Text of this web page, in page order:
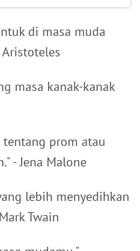
di masa muda
masa kanak-kanak
tentang prom atau
- Jena Malone
lebih menyedihkan
Twain